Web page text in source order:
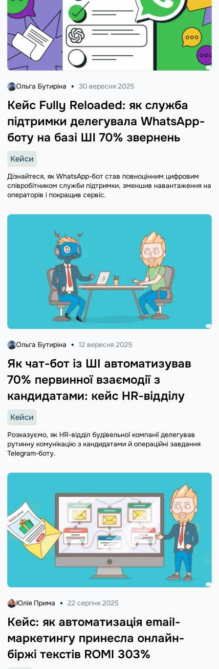
Кейс Fully Reloaded: як служба
підтримки делегувала WhatsApp-
боту на базі ШІ 70% звернень
Ольга Бутиріна 30 вересня 2025
Кейси
Дізнайтеся, як WhatsApp-бот став повноцінним цифровим
співробітником служби підтримки, зменшив навантаження на
операторів і покращив сервіс.
Як чат-бот із ШІ автоматизував
70% первинної взаємодії з
кандидатами: кейс HR-відділу
Ольга Бутиріна 12 вересня 2025
Кейси
Розказуємо, як HR-відділ будівельної компанії делегував
рутинну комунікацію з кандидатами й операційні завдання
Telegram-боту.
Кейс: як автоматизація email-
маркетингу принесла онлайн-
біржі текстів ROMI 303%
Юлія Прима 22 серпня 2025